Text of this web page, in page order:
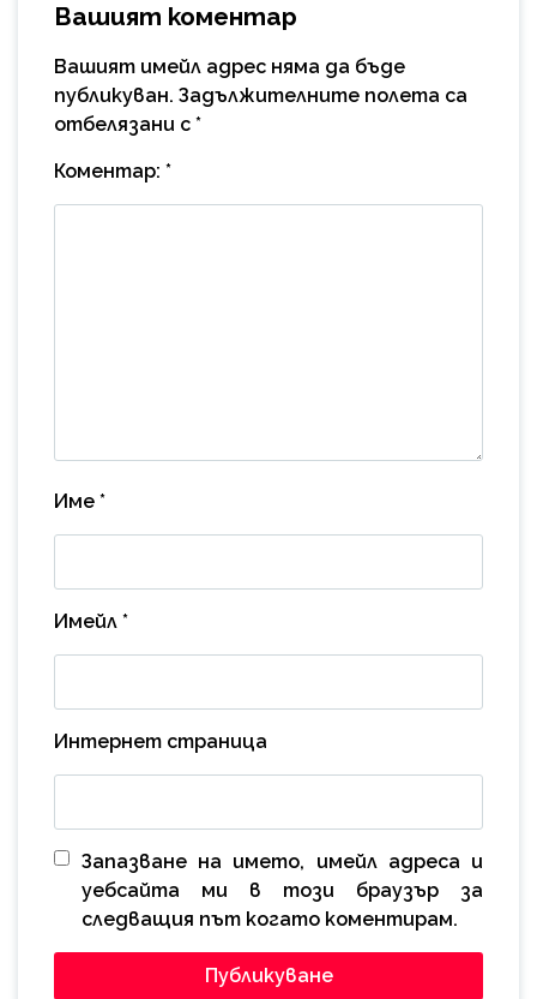
Вашият коментар
Вашият имейл адрес няма да бъде
публикуван. Задължителните полета са
отбелязани с *
Коментар: *
Име *
Имейл *
Интернет страница
Запазване на името, имейл адреса и
уебсайта ми в този браузър за
следващия път когато коментирам.